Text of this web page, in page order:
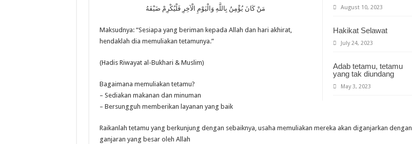
August 10, 2023
Hakikat Selawat
July 24, 2023
Adab tetamu, tetamu
yang tak diundang
May 3, 2023
مَنْ كَانَ يُؤْمِنُ بِاللَّهِ وَالْيَوْمِ الْآخِرِ فَلْيُكْرِمْ ضَيْفَهُ
Maksudnya: “Sesiapa yang beriman kepada Allah dan hari akhirat,
hendaklah dia memuliakan tetamunya.”
(Hadis Riwayat al-Bukhari & Muslim)
Bagaimana memuliakan tetamu?
– Sediakan makanan dan minuman
– Bersungguh memberikan layanan yang baik
Raikanlah tetamu yang berkunjung dengan sebaiknya, usaha memuliakan mereka akan diganjarkan dengan
ganjaran yang besar oleh Allah